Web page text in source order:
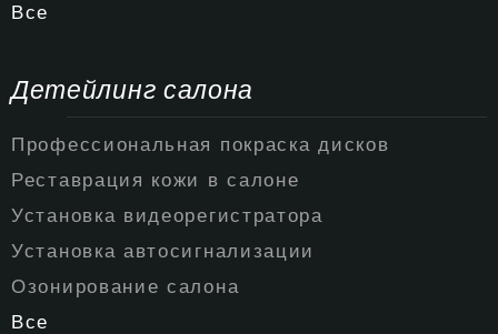
Все
Детейлинг салона
Профессиональная покраска дисков
Реставрация кожи в салоне
Установка видеорегистратора
Установка автосигнализации
Озонирование салона
Все